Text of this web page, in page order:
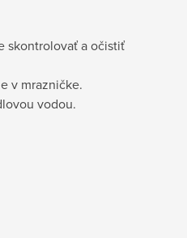
skontrolovať a očistiť
v mrazničke.
vodou.